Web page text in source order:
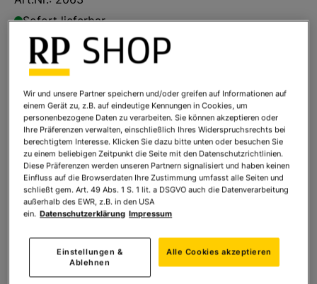
Sofort lieferbar
Ihr Preis:16,99 €*
Anzahl: In den Warenkorb
TEILEN SIE DIESES PRODUKT
Wir und unsere Partner speichern und/oder greifen auf Informationen auf
einem Gerät zu, z.B. auf eindeutige Kennungen in Cookies, um
personenbezogene Daten zu verarbeiten. Sie können akzeptieren oder
Ihre Präferenzen verwalten, einschließlich Ihres Widerspruchsrechts bei
berechtigtem Interesse. Klicken Sie dazu bitte unten oder besuchen Sie
zu einem beliebigen Zeitpunkt die Seite mit den Datenschutzrichtlinien.
Diese Präferenzen werden unseren Partnern signalisiert und haben keinen
Einfluss auf die Browserdaten Ihre Zustimmung umfasst alle Seiten und
schließt gem. Art. 49 Abs. 1 S. 1 lit. a DSGVO auch die Datenverarbeitung
außerhalb des EWR, z.B. in den USA
ein. Datenschutzerklärung Impressum
Einstellungen &
Ablehnen
Alle Cookies akzeptieren